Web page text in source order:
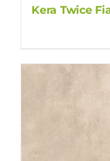
Kera Twice